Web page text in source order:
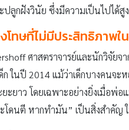
ะปลูกฝังวินัย ซึ่งมีความเป็นไปได้
โทษที่ไม่มีประสิทธิภาพใ
ศาสตราจารย์และนักวิจัย
ก ในปี 2014 แม้ว่าเด็กบางคนจ
ะยาว โดยเฉพาะอย่างยิ่งเมื่อพ่อ
โดนตี หากทำมัน” เป็นสิ่งสำคัญ